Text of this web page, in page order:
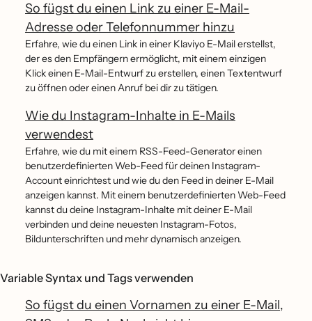
So fügst du einen Link zu einer E-Mail-
Adresse oder Telefonnummer hinzu
Erfahre, wie du einen Link in einer Klaviyo E-Mail erstellst,
der es den Empfängern ermöglicht, mit einem einzigen
Klick einen E-Mail-Entwurf zu erstellen, einen Textentwurf
zu öffnen oder einen Anruf bei dir zu tätigen.
Wie du Instagram-Inhalte in E-Mails
verwendest
Erfahre, wie du mit einem RSS-Feed-Generator einen
benutzerdefinierten Web-Feed für deinen Instagram-
Account einrichtest und wie du den Feed in deiner E-Mail
anzeigen kannst. Mit einem benutzerdefinierten Web-Feed
kannst du deine Instagram-Inhalte mit deiner E-Mail
verbinden und deine neuesten Instagram-Fotos,
Bildunterschriften und mehr dynamisch anzeigen.
Variable Syntax und Tags verwenden
So fügst du einen Vornamen zu einer E-Mail,